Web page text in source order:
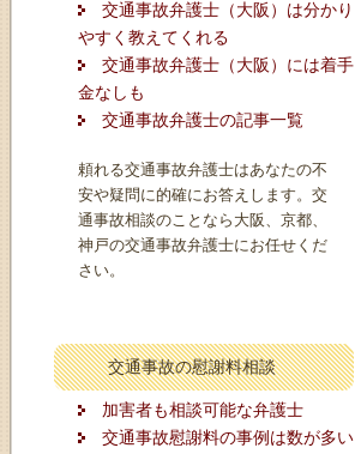
交通事故弁護士（大阪）は分かり
やすく教えてくれる
交通事故弁護士（大阪）には着手
金なしも
交通事故弁護士の記事一覧
頼れる交通事故弁護士はあなたの不
安や疑問に的確にお答えします。交
通事故相談のことなら大阪、京都、
神戸の交通事故弁護士にお任せくだ
さい。
交通事故の慰謝料相談
加害者も相談可能な弁護士
交通事故慰謝料の事例は数が多い